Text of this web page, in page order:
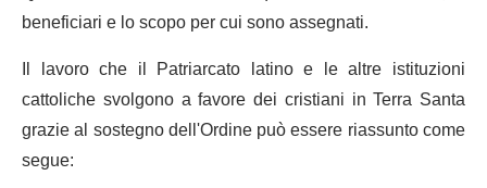
beneficiari e lo scopo per cui sono assegnati.
Il lavoro che il Patriarcato latino e le altre istituzioni
cattoliche svolgono a favore dei cristiani in Terra Santa
grazie al sostegno dell'Ordine può essere riassunto come
segue: